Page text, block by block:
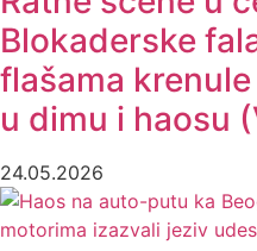
Blokaderske
flašama
u dimu i haosu
24.05.2026